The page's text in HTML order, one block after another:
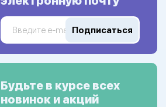
Подписаться
Будьте в курсе всех
новинок и акций